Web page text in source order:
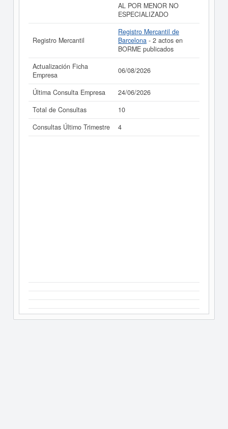
AL POR MENOR NO
ESPECIALIZADO
Registro Mercantil
Registro Mercantil de
Barcelona - 2 actos en
BORME publicados
Actualización Ficha
Empresa
06/08/2026
Última Consulta Empresa
24/06/2026
Total de Consultas
10
Consultas Último Trimestre
4